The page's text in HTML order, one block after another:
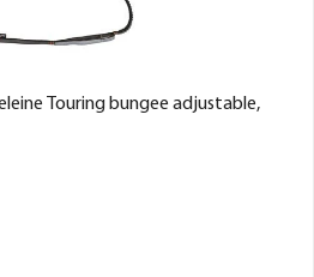
Touring bungee adjustable,